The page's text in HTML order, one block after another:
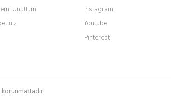
Unuttum
Instagram
Youtube
Pinterest